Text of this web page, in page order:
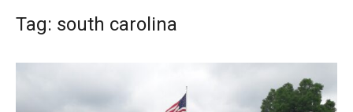
Tag: south carolina